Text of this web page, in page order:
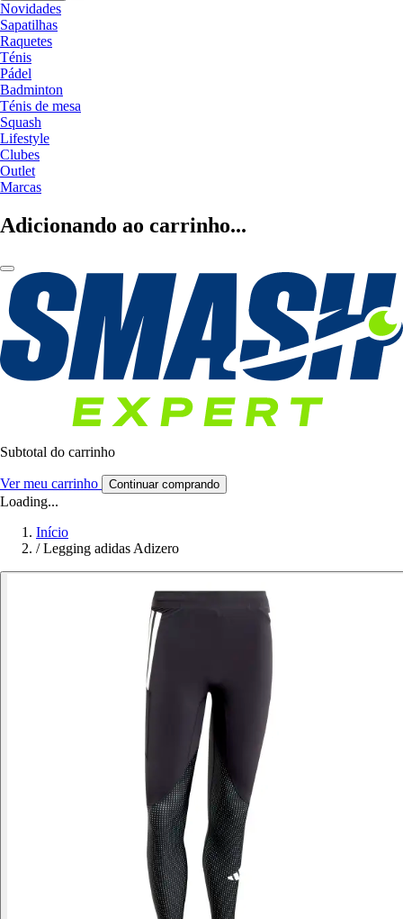
Novidades
Sapatilhas
Raquetes
Ténis
Pádel
Badminton
Ténis de mesa
Squash
Lifestyle
Clubes
Outlet
Marcas
Adicionando ao carrinho...
Subtotal do carrinho
Ver meu carrinho Continuar comprando
Loading...
Início
/ Legging adidas Adizero